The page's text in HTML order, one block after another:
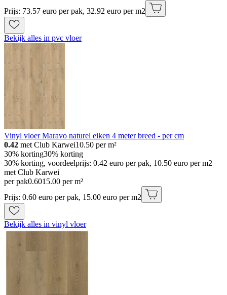
Prijs: 73.57 euro per pak, 32.92 euro per m2
Bekijk alles in pvc vloer
Vinyl vloer Maravo naturel eiken 4 meter breed - per cm
0.42 met Club Karwei10.50 per m²
30% korting30% korting
30% korting, voordeelprijs: 0.42 euro per pak, 10.50 euro per m2
met Club Karwei
per pak0.6015.00 per m²
Prijs: 0.60 euro per pak, 15.00 euro per m2
Bekijk alles in vinyl vloer